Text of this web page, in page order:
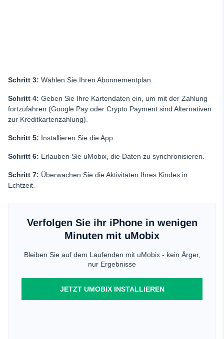
Schritt 3: Wählen Sie Ihren Abonnementplan.
Schritt 4: Geben Sie Ihre Kartendaten ein, um mit der Zahlung
fortzufahren (Google Pay oder Crypto Payment sind Alternativen
zur Kreditkartenzahlung).
Schritt 5: Installieren Sie die App.
Schritt 6: Erlauben Sie uMobix, die Daten zu synchronisieren.
Schritt 7: Überwachen Sie die Aktivitäten Ihres Kindes in
Echtzeit.
Verfolgen Sie ihr iPhone in wenigen
Minuten mit uMobix
Bleiben Sie auf dem Laufenden mit uMobix - kein Ärger,
nur Ergebnisse
JETZT UMOBIX INSTALLIEREN